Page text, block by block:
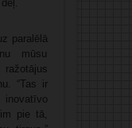
paralēlā
mūsu
“Tas ir
pie tā,